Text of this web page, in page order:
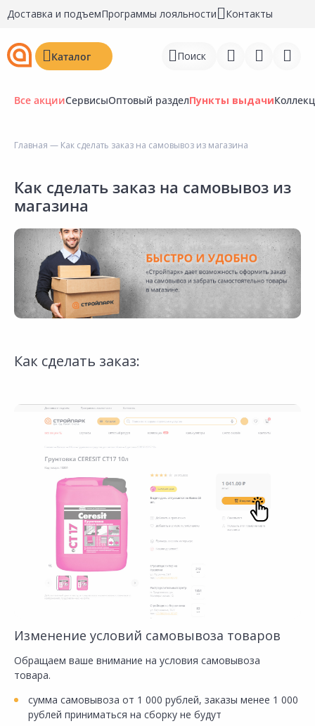
Доставка и подъемПрограммы лояльности Контакты
Каталог Поиск
Регистрация
Избранное
Недавно просмотренные
товары
Все акцииСервисыОптовый разделПункты выдачи
Главная — Как сделать заказ на самовывоз из магазина
Как сделать заказ на самовывоз из
магазина
Как сделать заказ:
Изменение условий самовывоза товаров
Обращаем ваше внимание на условия самовывоза
товара.
сумма самовывоза от 1 000 рублей, заказы менее 1 000
рублей приниматься на сборку не будут